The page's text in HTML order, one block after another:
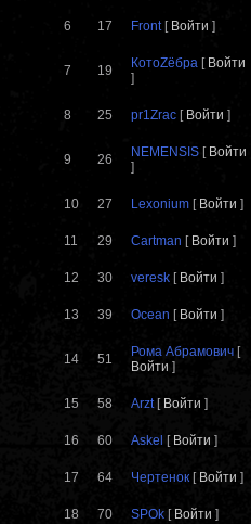
6 17 Front[ Войти ]
7 19 КотоZёбра [ Войти
]
8 25 pr1Zrac [ Войти ]
9 26 NEMENSIS [ Войти
]
10 27 Lexonium [ Войти ]
11 29 Cartman [ Войти ]
12 30 veresk [ Войти ]
13 39 Ocean [ Войти ]
14 51 Рома Абрамович [
Войти ]
15 58 Arzt[ Войти ]
16 60 Askel [ Войти ]
17 64 Чертенок [ Войти ]
18 70 SPOk [ Войти ]